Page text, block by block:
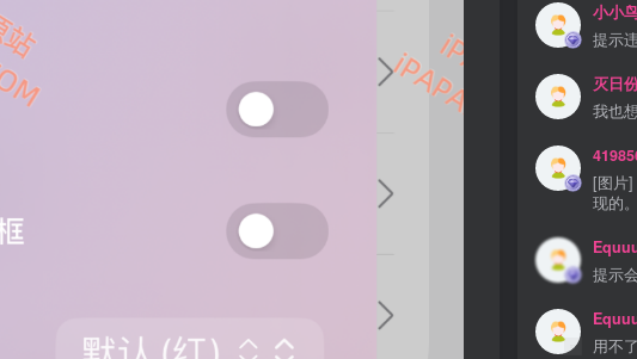
小小
提示
灭日
我也
[图片]
现的
提示
用不